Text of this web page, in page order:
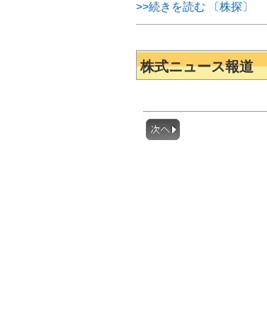
>>続きを読む 〔株探〕
株式ニュース報道